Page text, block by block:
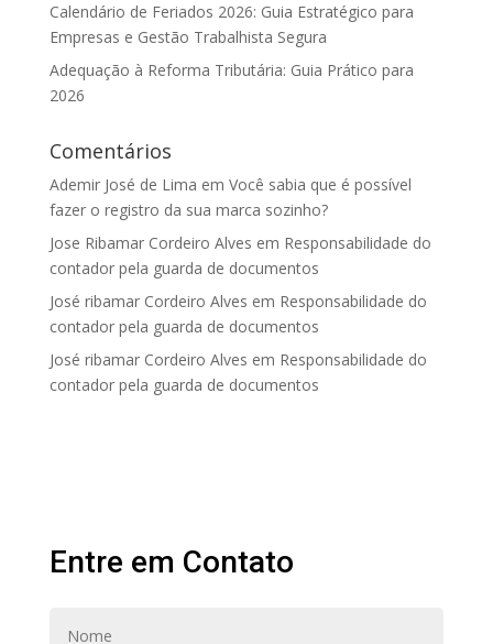
Calendário de Feriados 2026: Guia Estratégico para
Empresas e Gestão Trabalhista Segura
Adequação à Reforma Tributária: Guia Prático para
2026
Comentários
Ademir José de Lima em Você sabia que é possível
fazer o registro da sua marca sozinho?
Jose Ribamar Cordeiro Alves em Responsabilidade do
contador pela guarda de documentos
José ribamar Cordeiro Alves em Responsabilidade do
contador pela guarda de documentos
José ribamar Cordeiro Alves em Responsabilidade do
contador pela guarda de documentos
Entre em Contato